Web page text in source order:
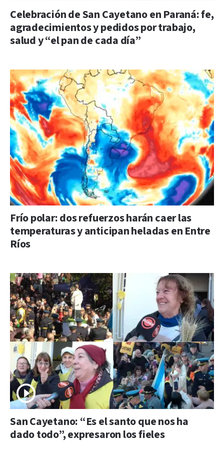
Celebración de San Cayetano en Paraná: fe,
agradecimientos y pedidos por trabajo,
salud y “el pan de cada día”
Frío polar: dos refuerzos harán caer las
temperaturas y anticipan heladas en Entre
Ríos
San Cayetano: “Es el santo que nos ha
dado todo”, expresaron los fieles